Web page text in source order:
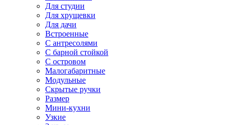
Для студии
Для хрущевки
Для дачи
Встроенные
С антресолями
С барной стойкой
С островом
Малогабаритные
Модульные
Скрытые ручки
Размер
Мини-кухни
Узкие